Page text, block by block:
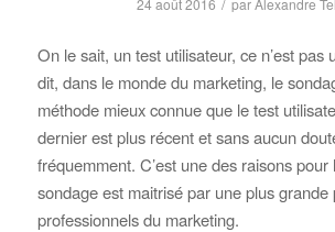
24 août 2016 parAlexandre
On le sait, un test utilisateur, ce n’est pas
dit, dans le monde du marketing, le
méthode mieux connue que le test
dernier est plus récent et sans aucun
fréquemment. C’est une des raisons pour
sondage est maitrisé par une plus grande
professionnels du marketing.